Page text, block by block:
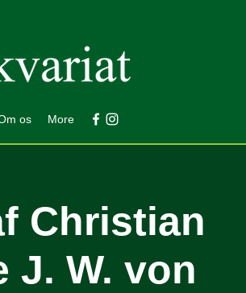
os More
Christian
J. W. von